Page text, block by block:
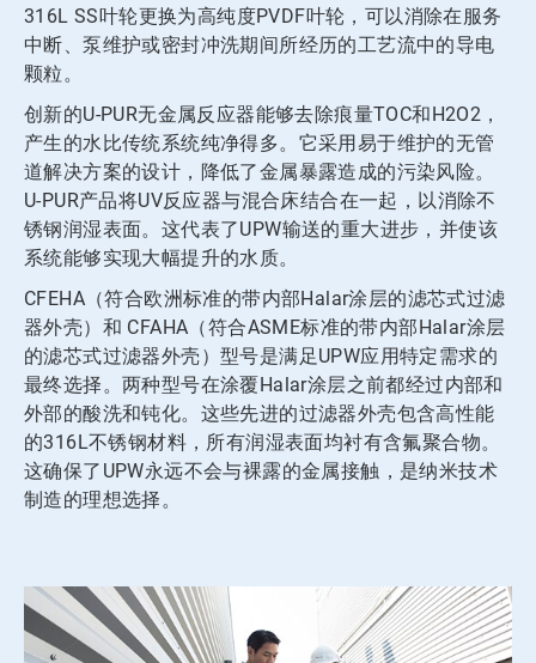
316L SS叶轮更换为高纯度PVDF叶轮，可以消除在服务
中断、泵维护或密封冲洗期间所经历的工艺流中的导电
颗粒。
创新的U-PUR无金属反应器能够去除痕量TOC和H2O2，
产生的水比传统系统纯净得多。它采用易于维护的无管
道解决方案的设计，降低了金属暴露造成的污染风险。
U-PUR产品将UV反应器与混合床结合在一起，以消除不
锈钢润湿表面。这代表了UPW输送的重大进步，并使该
系统能够实现大幅提升的水质。
CFEHA（符合欧洲标准的带内部Halar涂层的滤芯式过滤
器外壳）和 CFAHA（符合ASME标准的带内部Halar涂层
的滤芯式过滤器外壳）型号是满足UPW应用特定需求的
最终选择。两种型号在涂覆Halar涂层之前都经过内部和
外部的酸洗和钝化。这些先进的过滤器外壳包含高性能
的316L不锈钢材料，所有润湿表面均衬有含氟聚合物。
这确保了UPW永远不会与裸露的金属接触，是纳米技术
制造的理想选择。